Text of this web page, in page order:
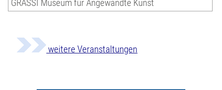
GRASSI Museum für Angewandte Kunst
weitere Veranstaltungen